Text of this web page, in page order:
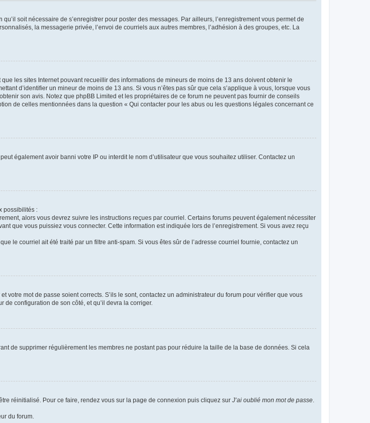
soit nécessaire de s’enregistrer pour poster des messages. Par ailleurs, l’enregistrement vous permet de
la messagerie privée, l’envoi de courriels aux autres membres, l’adhésion à des groupes, etc. La
les sites Internet pouvant recueillir des informations de mineurs de moins de 13 ans doivent obtenir le
d’identifier un mineur de moins de 13 ans. Si vous n’êtes pas sûr que cela s’applique à vous, lorsque vous
son avis. Notez que phpBB Limited et les propriétaires de ce forum ne peuvent pas fournir de conseils
de celles mentionnées dans la question « Qui contacter pour les abus ou les questions légales concernant ce
également avoir banni votre IP ou interdit le nom d’utilisateur que vous souhaitez utiliser. Contactez un
possibilités :
alors vous devrez suivre les instructions reçues par courriel. Certains forums peuvent également nécessiter
que vous puissiez vous connecter. Cette information est indiquée lors de l’enregistrement. Si vous avez reçu
le courriel ait été traité par un filtre anti-spam. Si vous êtes sûr de l’adresse courriel fournie, contactez un
mot de passe soient corrects. S’ils le sont, contactez un administrateur du forum pour vérifier que vous
configuration de son côté, et qu’il devra la corriger.
de supprimer régulièrement les membres ne postant pas pour réduire la taille de la base de données. Si cela
réinitialisé. Pour ce faire, rendez vous sur la page de connexion puis cliquez sur J’ai oublié mon mot de passe
du forum.